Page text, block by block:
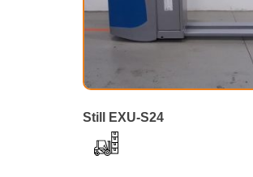
Still EXU-S24